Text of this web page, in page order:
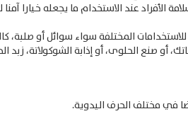
عند الاستخدام ما يجعله خيارا
المختلفة سواء سوائل أو صلبة،
صنع الحلوى، أو إذابة الشوكولاتة، زبد
في مختلف الحرف اليدوية.